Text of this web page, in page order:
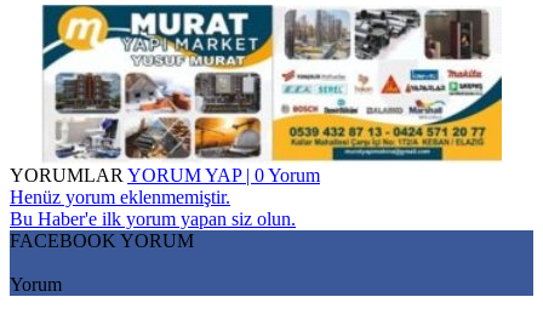
YORUMLAR YORUM YAP | 0 Yorum
Henüz yorum eklenmemiştir.
Bu Haber'e ilk yorum yapan siz olun.
FACEBOOK YORUM
Yorum